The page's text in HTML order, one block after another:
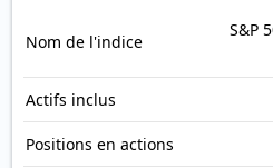
Nom de l'indice
S&P
Actifs inclus
Positions en actions